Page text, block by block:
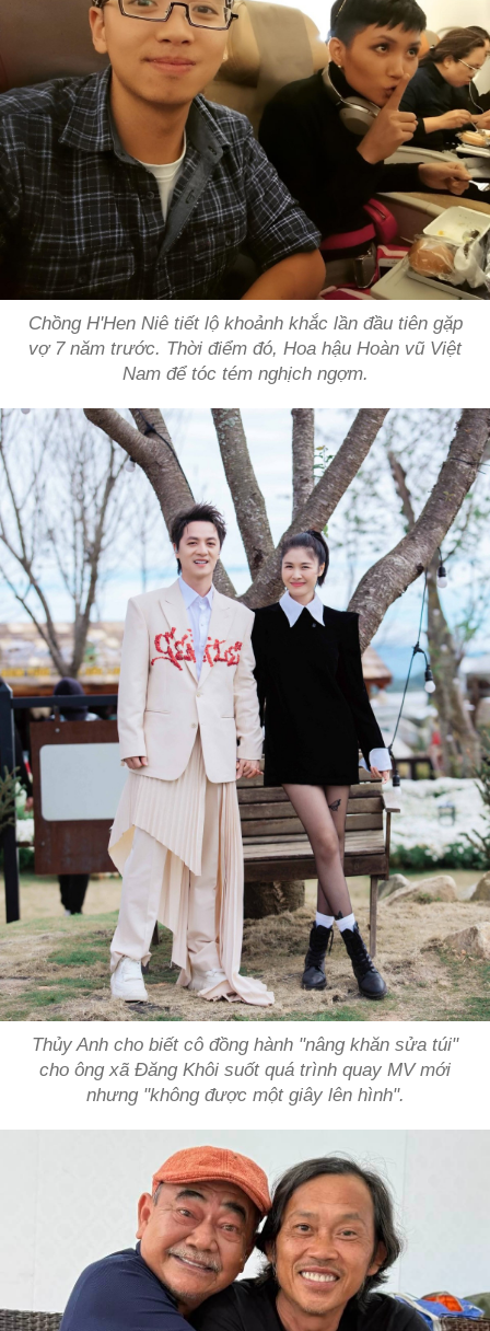
Chồng H'Hen Niê tiết lộ khoảnh khắc lần đầu tiên gặp
vợ 7 năm trước. Thời điểm đó, Hoa hậu Hoàn vũ Việt
Nam để tóc tém nghịch ngợm.
Thủy Anh cho biết cô đồng hành "nâng khăn sửa túi"
cho ông xã Đăng Khôi suốt quá trình quay MV mới
nhưng "không được một giây lên hình".